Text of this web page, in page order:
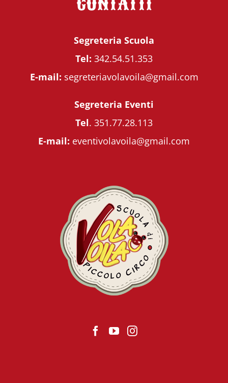
Segreteria Scuola
Tel: 342.54.51.353
E-mail: segreteriavolavoila@gmail.com
Segreteria Eventi
Tel. 351.77.28.113
E-mail: eventivolavoila@gmail.com